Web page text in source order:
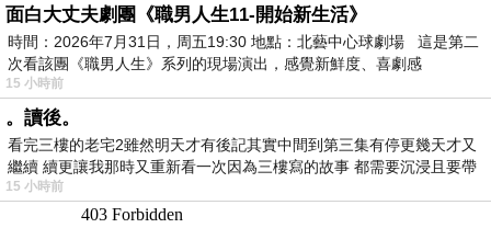
面白大丈夫劇團《職男人生11-開始新生活》
時間：2026年7月31日，周五19:30 地點：北藝中心球劇場 這是第二
次看該團《職男人生》系列的現場演出，感覺新鮮度、喜劇感
15 小時前
。讀後。
看完三樓的老宅2雖然明天才有後記其實中間到第三集有停更幾天才又
繼續 續更讓我那時又重新看一次因為三樓寫的故事 都需要沉浸且要帶
有
15 小時前